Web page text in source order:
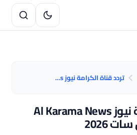
تردد قناة الكرامة نيوز Al Karama News الجديد على النايل سات 2026
تردد قناة الكرامة نيوز Al Karama News
2026